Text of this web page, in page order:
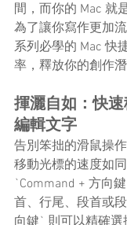
間，而你的 Mac 就
為了讓你寫作更加
系列必學的 Mac 快
率，釋放你的創作潛
揮灑自如：快
編輯文字
告別笨拙的滑鼠操
移動光標的速度如
`Command + 方向
首、行尾、段首或
向鍵` 則可以精確